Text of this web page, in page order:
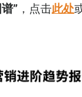
” ，点击此处